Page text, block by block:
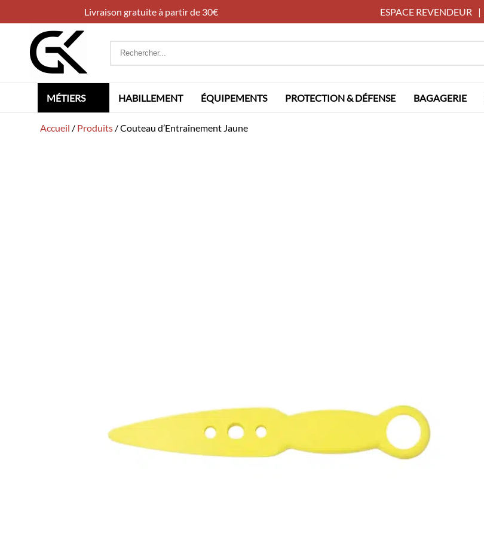
Livraison gratuite à partir de 30€ ESPACE REVENDEUR |
Rechercher
MÉTIERS HABILLEMENT ÉQUIPEMENTS PROTECTION & DÉFENSE BAGAGERIE
Accueil / Produits /Couteau d’Entraînement Jaune